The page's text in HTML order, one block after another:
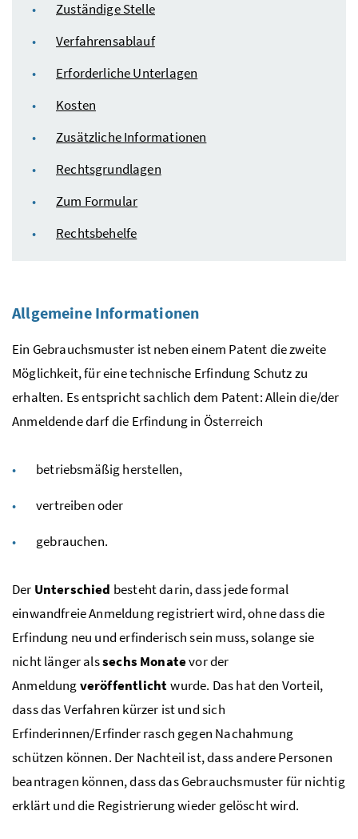
Zuständige Stelle
Verfahrensablauf
Erforderliche Unterlagen
Kosten
Zusätzliche Informationen
Rechtsgrundlagen
Zum Formular
Rechtsbehelfe
Allgemeine Informationen
Ein Gebrauchsmuster ist neben einem Patent die zweite
Möglichkeit, für eine technische Erfindung Schutz zu
erhalten. Es entspricht sachlich dem Patent: Allein die/der
Anmeldende darf die Erfindung in Österreich
betriebsmäßig herstellen,
vertreiben oder
gebrauchen.
Der Unterschied besteht darin, dass jede formal
einwandfreie Anmeldung registriert wird, ohne dass die
Erfindung neu und erfinderisch sein muss, solange sie
nicht länger alssechs Monatevor der
Anmeldungveröffentlichtwurde. Das hat den Vorteil,
dass das Verfahren kürzer ist und sich
Erfinderinnen/Erfinder rasch gegen Nachahmung
schützen können. Der Nachteil ist, dass andere Personen
beantragen können, dass das Gebrauchsmuster für nichtig
erklärt und die Registrierung wieder gelöscht wird.